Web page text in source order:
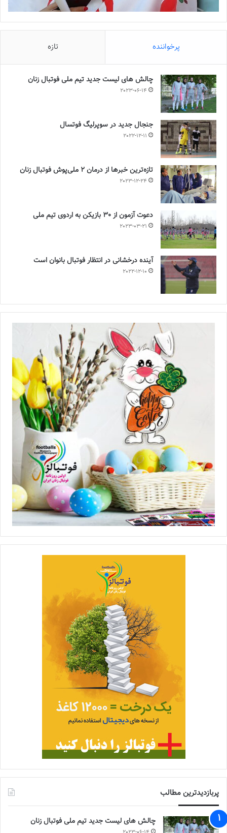
پرخواننده تازه
چالش هاى ليست جدید تيم ملى فوتبال زنان
2023-06-14
جنجال جدید در سوپرلیگ فوتسال
2022-12-11
تازه‌ترین خبرها از درمان ۲ ملی‌پوش فوتبال زنان
2023-12-24
دعوت آزمون از 30 بازیکن به اردوی تیم ملی
2023-03-21
آینده درخشانی در انتظار فوتبال بانوان است
2022-12-10
پربازدیدترین مطالب
چالش هاى ليست جدید تيم ملى فوتبال زنان